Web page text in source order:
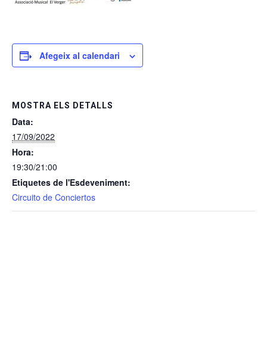
Afegeix al calendari
MOSTRA ELS DETALLS
Data:
17/09/2022
Hora:
19:30/21:00
Etiquetes de l'Esdeveniment:
Circuito de Conciertos